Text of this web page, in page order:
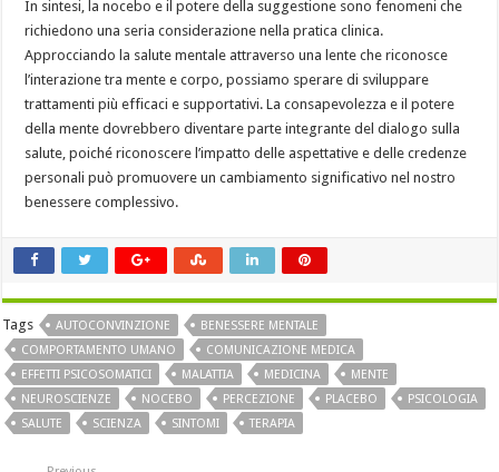
In sintesi, la nocebo e il potere della suggestione sono fenomeni che
richiedono una seria considerazione nella pratica clinica.
Approcciando la salute mentale attraverso una lente che riconosce
l’interazione tra mente e corpo, possiamo sperare di sviluppare
trattamenti più efficaci e supportativi. La consapevolezza e il potere
della mente dovrebbero diventare parte integrante del dialogo sulla
salute, poiché riconoscere l’impatto delle aspettative e delle credenze
personali può promuovere un cambiamento significativo nel nostro
benessere complessivo.
Tags AUTOCONVINZIONE
BENESSERE MENTALE
COMPORTAMENTO UMANO
COMUNICAZIONE MEDICA
EFFETTI PSICOSOMATICI
MALATTIA MEDICINA
MENTE
NEUROSCIENZE
NOCEBO PERCEZIONE PLACEBO
PSICOLOGIA
SALUTE
SCIENZA SINTOMI TERAPIA